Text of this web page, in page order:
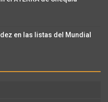
en las listas del Mundial